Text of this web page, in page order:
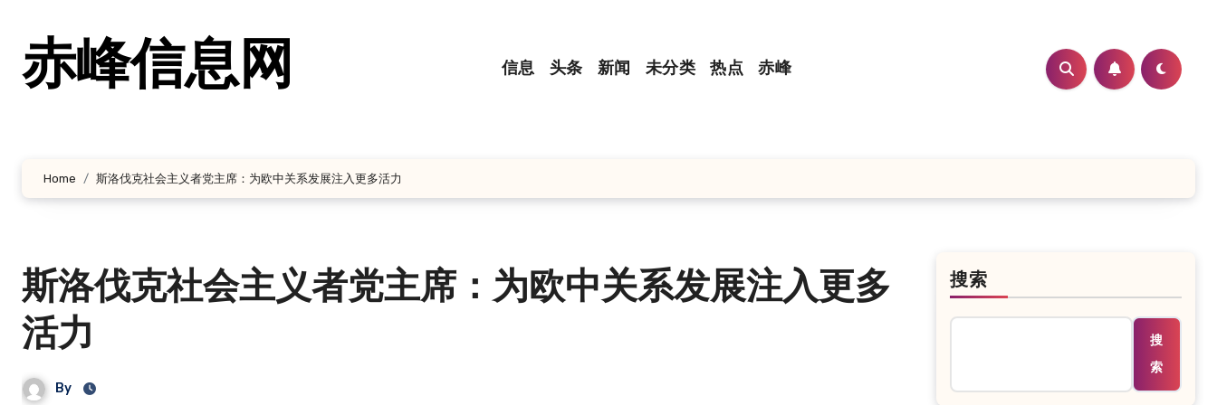
赤峰信息网 信息 头条 新闻 未分类 热点 赤峰
Home 斯洛伐克社会主义者党主席：为欧中关系发展注入更多活力
斯洛伐克社会主义者党主席：为欧中关系发展注入更多
活力
By
搜索
搜
索